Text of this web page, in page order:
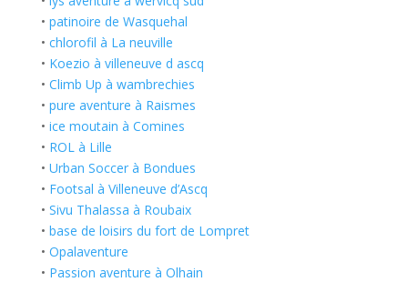
• patinoire de Wasquehal
• chlorofil à La neuville
• Koezio à villeneuve d ascq
• Climb Up à wambrechies
• pure aventure à Raismes
• ice moutain à Comines
• ROL à Lille
• Urban Soccer à Bondues
• Footsal à Villeneuve d’Ascq
• Sivu Thalassa à Roubaix
• base de loisirs du fort de Lompret
• Opalaventure
• Passion aventure à Olhain